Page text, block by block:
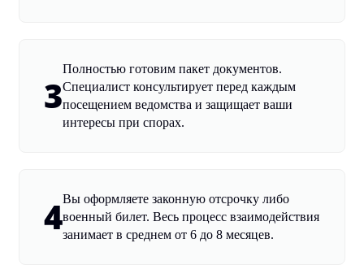
3
Полностью готовим пакет документов.
Специалист консультирует перед каждым
посещением ведомства и защищает ваши
интересы при спорах.
4Вы оформляете законную отсрочку либо
военный билет. Весь процесс взаимодействия
занимает в среднем от 6 до 8 месяцев.